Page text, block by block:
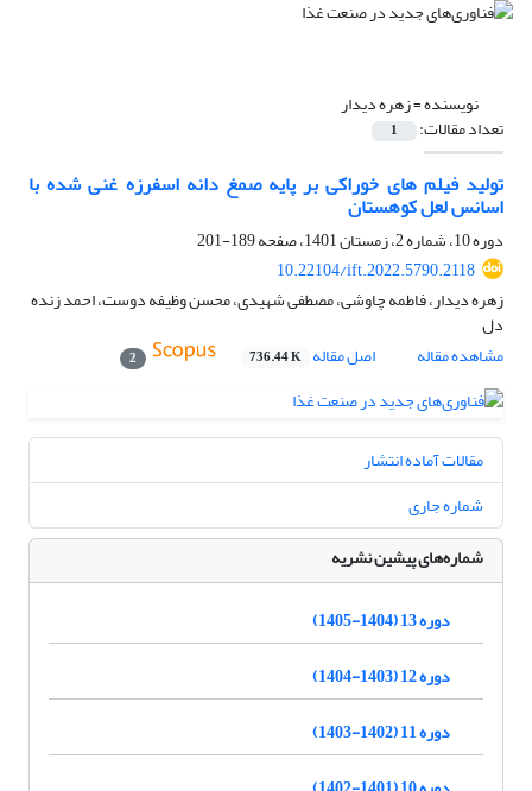
نویسنده =زهره دیدار
تعداد مقالات: 1
تولید فیلم های خوراکی بر پایه صمغ دانه اسفرزه غنی شده با
اسانس لعل کوهستان
دوره 10، شماره 2، زمستان 1401، صفحه
189-201
10.22104/ift.2022.5790.2118
زهره دیدار، فاطمه چاوشی، مصطفی شهیدی، محسن وظیفه دوست، احمد زنده
دل
مشاهده مقاله
اصل مقاله 736.44 K
2
مقالات آماده انتشار
شماره جاری
شماره‌های پیشین نشریه
دوره 13 (1404-1405)
دوره 12 (1403-1404)
دوره 11 (1402-1403)